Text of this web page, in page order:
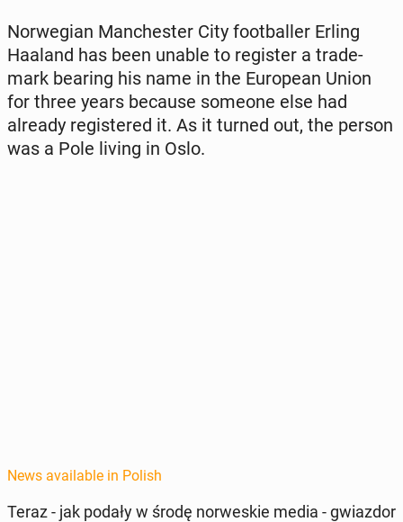
Nor­we­gian Man­ches­ter City foot­baller Erling
Haaland has been unable to reg­is­ter a trade­
mark bearing his name in the Eu­ro­pean Union
for three years because someone else had
already reg­is­tered it. As it turned out, the person
was a Pole living in Oslo.
News available in Polish
Teraz - jak podały w środę nor­weskie media - gwiaz­dor